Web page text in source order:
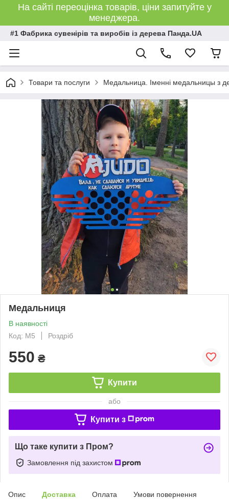
На сайті переоцінка товарів, ціни запитуйте у
менеджера.
#1 Фабрика сувенірів та виробів із дерева Панда.UA
Товари та послуги Медальница. Іменні медальницы з
Медальниця
В наявності
Код: М5
Роздріб
550 ₴
Купити
або
Купити з
Що таке купити з Пром?
Замовлення під захистом
Опис Доставка Оплата Умови повернення